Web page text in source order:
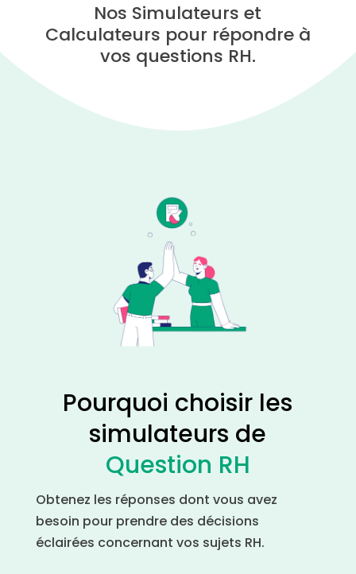
Nos Simulateurs et
Calculateurs pour répondre à
vos questions RH.
Pourquoi choisir les
simulateurs de
Question RH
Obtenez les réponses dont vous avez
besoin pour prendre des décisions
éclairées concernant vos sujets RH.